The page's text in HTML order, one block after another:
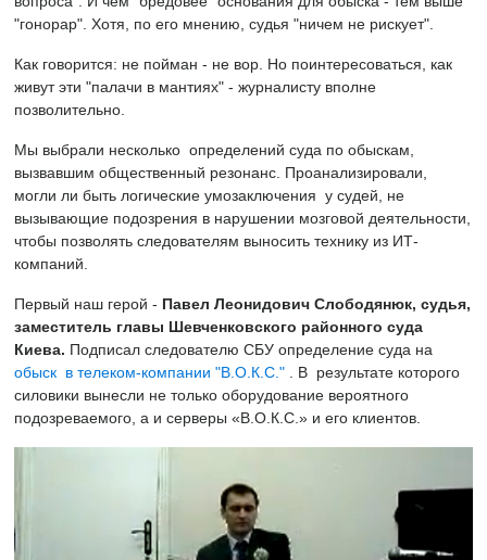
"гонорар". Хотя, по его мнению, судья "ничем не рискует".
Как говорится: не пойман - не вор. Но поинтересоваться, как
живут эти "палачи в мантиях" - журналисту вполне
позволительно.
Мы выбрали несколько определений суда по обыскам,
вызвавшим общественный резонанс. Проанализировали,
могли ли быть логические умозаключения у судей, не
вызывающие подозрения в нарушении мозговой деятельности,
чтобы позволять следователям выносить технику из ИТ-
компаний.
Первый наш герой - Павел Леонидович Слободянюк, судья,
заместитель главы Шевченковского районного суда
Киева. Подписал следователю СБУ определение суда на
обыск в телеком-компании "В.О.К.С."
. В результате которого
силовики вынесли не только оборудование вероятного
подозреваемого, а и серверы «В.О.К.С.» и его клиентов.